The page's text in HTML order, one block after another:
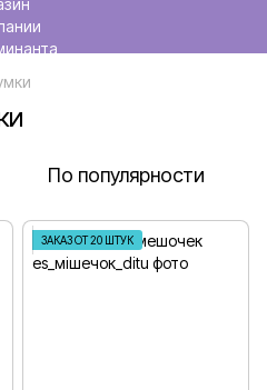
По популярности
ЗАКАЗ ОТ 20 ШТУК